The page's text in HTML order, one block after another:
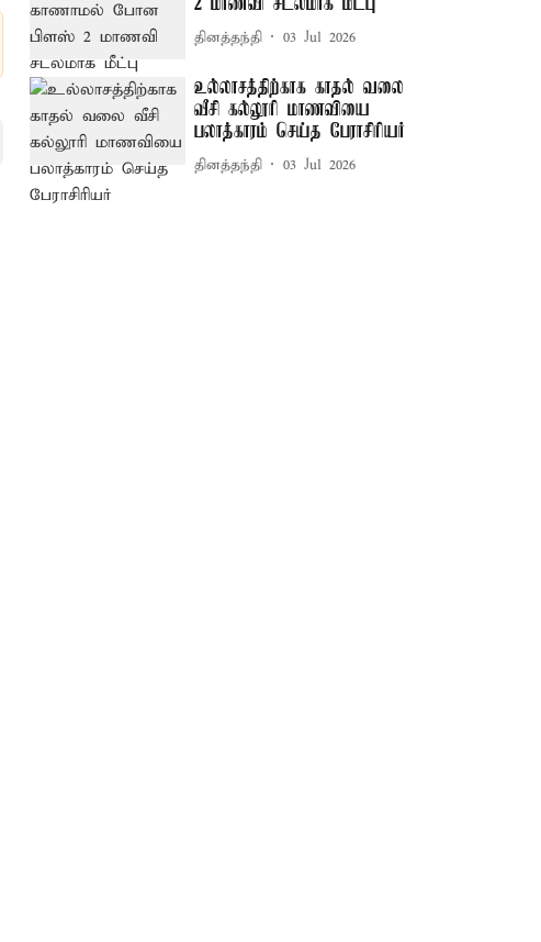
2 மாணவி சடலமாக மீட்பு
தினத்தந்தி 03 Jul 2026
உல்லாசத்திற்காக காதல் வலை
வீசி கல்லூரி மாணவியை
பலாத்காரம் செய்த பேராசிரியர்
தினத்தந்தி 03 Jul 2026